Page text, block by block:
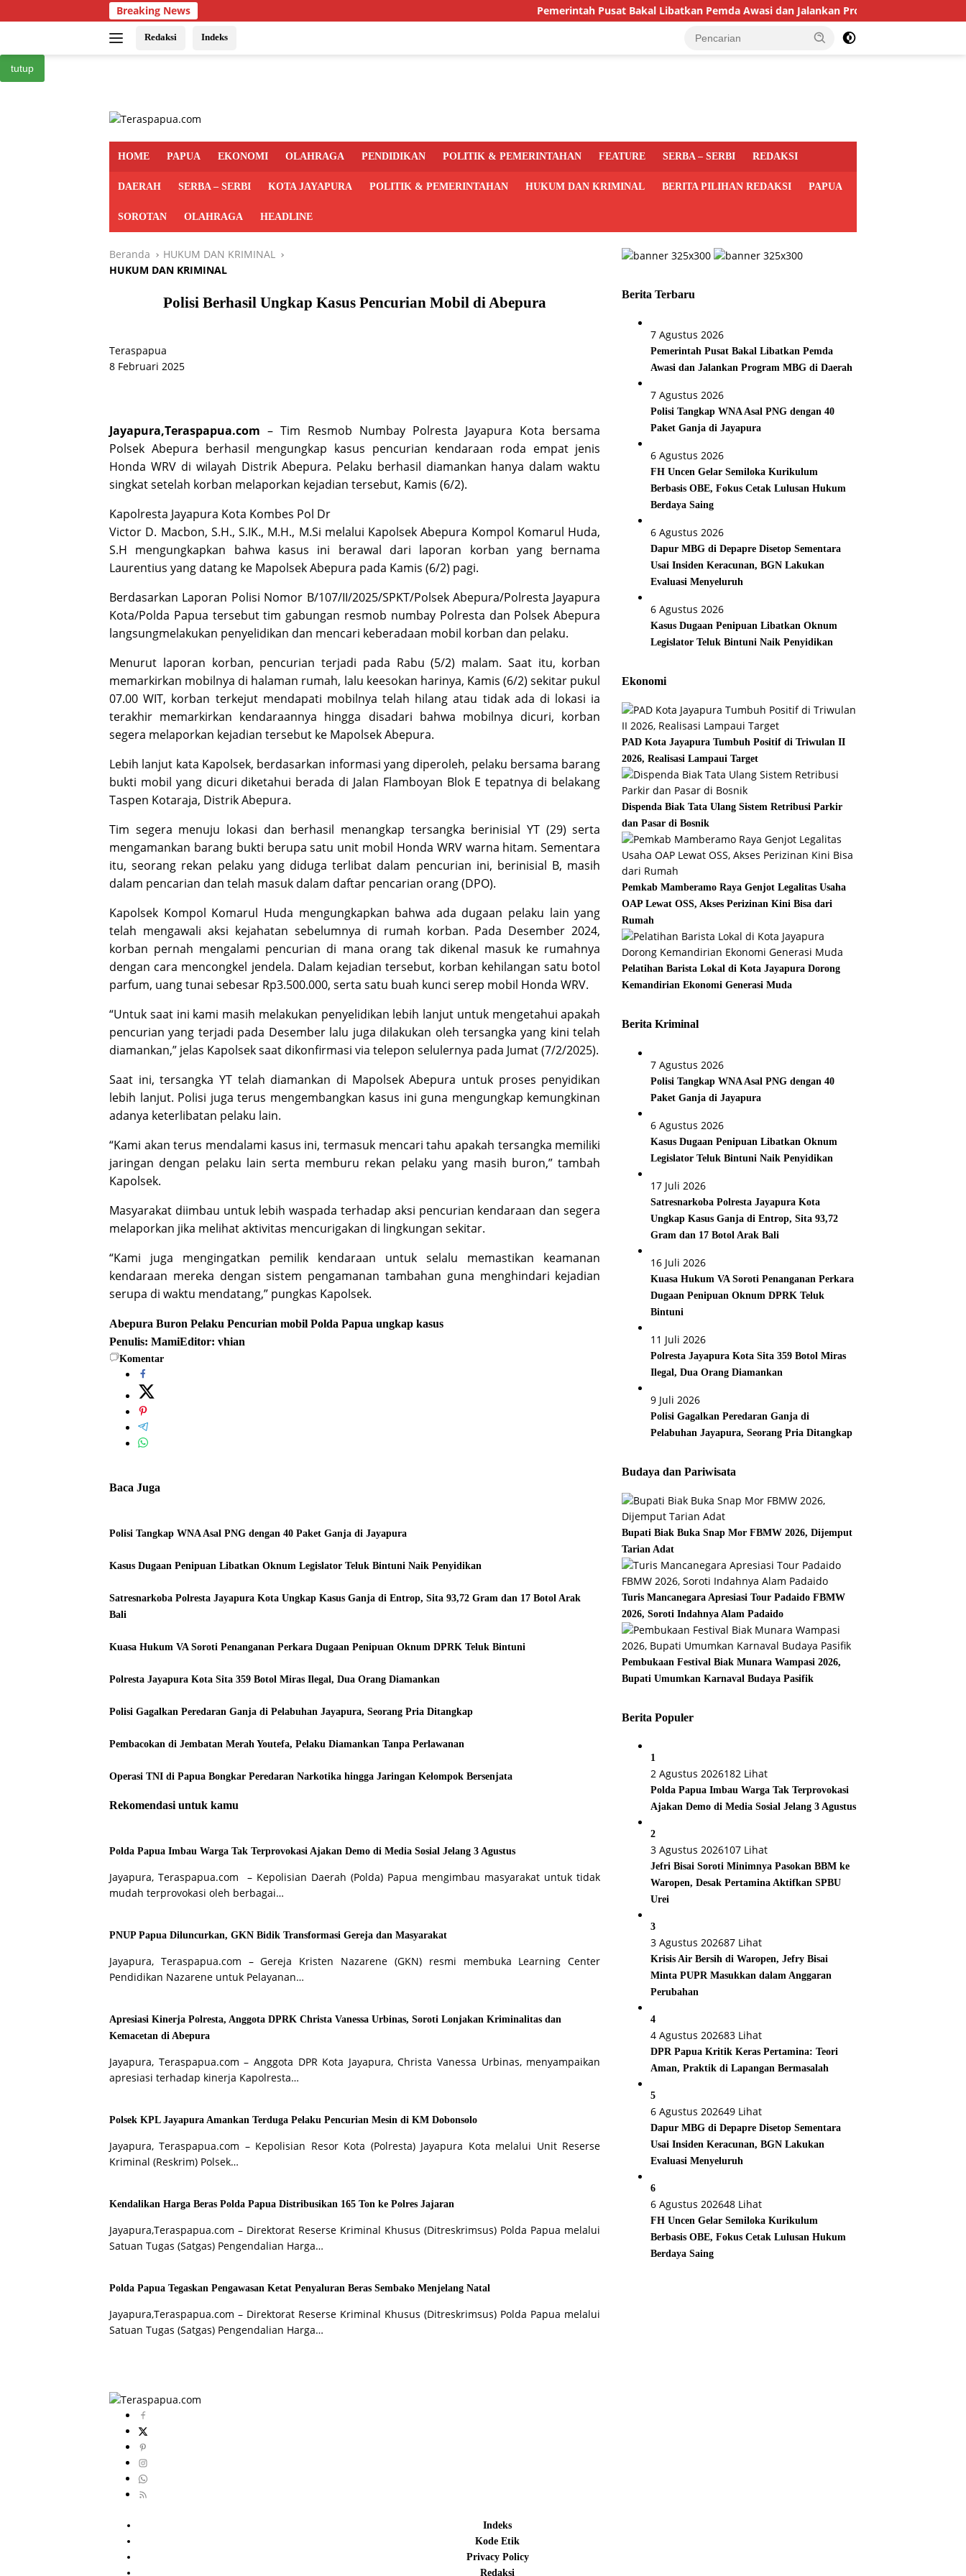
ke
Breaking News Pemerintah Pusat Bakal Libatkan Pemda Awasi dan Jalankan Program MBG di Daerah
Redaksi Indeks
tutup
HOME PAPUA EKONOMI OLAHRAGA PENDIDIKAN POLITIK & PEMERINTAHAN FEATURE SERBA – SERBI REDAKSI
DAERAH SERBA – SERBI KOTA JAYAPURA POLITIK & PEMERINTAHAN HUKUM DAN KRIMINAL BERITA PILIHAN REDAKSI PAPUA
SOROTAN OLAHRAGA HEADLINE
Beranda
HUKUM DAN KRIMINAL
HUKUM DAN KRIMINAL
Polisi Berhasil Ungkap Kasus Pencurian Mobil di Abepura
Teraspapua
8 Februari 2025
Jayapura,Teraspapua.com – Tim Resmob Numbay Polresta Jayapura Kota bersama
Polsek Abepura berhasil mengungkap kasus pencurian kendaraan roda empat jenis
Honda WRV di wilayah Distrik Abepura. Pelaku berhasil diamankan hanya dalam waktu
singkat setelah korban melaporkan kejadian tersebut, Kamis (6/2).
Kapolresta Jayapura Kota Kombes Pol Dr
Victor D. Macbon, S.H., S.IK., M.H., M.Si melalui Kapolsek Abepura Kompol Komarul Huda,
S.H mengungkapkan bahwa kasus ini berawal dari laporan korban yang bernama
Laurentius yang datang ke Mapolsek Abepura pada Kamis (6/2) pagi.
Berdasarkan Laporan Polisi Nomor B/107/II/2025/SPKT/Polsek Abepura/Polresta Jayapura
Kota/Polda Papua tersebut tim gabungan resmob numbay Polresta dan Polsek Abepura
langsungmelakukan penyelidikan dan mencari keberadaan mobil korban dan pelaku.
Menurut laporan korban, pencurian terjadi pada Rabu (5/2) malam. Saat itu, korban
memarkirkan mobilnya di halaman rumah, lalu keesokan harinya, Kamis (6/2) sekitar pukul
07.00 WIT, korban terkejut mendapati mobilnya telah hilang atau tidak ada di lokasi ia
terakhir memarkirkan kendaraannya hingga disadari bahwa mobilnya dicuri, korban
segera melaporkan kejadian tersebut ke Mapolsek Abepura.
Lebih lanjut kata Kapolsek, berdasarkan informasi yang diperoleh, pelaku bersama barang
bukti mobil yang dicuri diketahui berada di Jalan Flamboyan Blok E tepatnya di belakang
Taspen Kotaraja, Distrik Abepura.
Tim segera menuju lokasi dan berhasil menangkap tersangka berinisial YT (29) serta
mengamankan barang bukti berupa satu unit mobil Honda WRV warna hitam. Sementara
itu, seorang rekan pelaku yang diduga terlibat dalam pencurian ini, berinisial B, masih
dalam pencarian dan telah masuk dalam daftar pencarian orang (DPO).
Kapolsek Kompol Komarul Huda mengungkapkan bahwa ada dugaan pelaku lain yang
telah mengawali aksi kejahatan sebelumnya di rumah korban. Pada Desember 2024,
korban pernah mengalami pencurian di mana orang tak dikenal masuk ke rumahnya
dengan cara mencongkel jendela. Dalam kejadian tersebut, korban kehilangan satu botol
parfum, uang tunai sebesar Rp3.500.000, serta satu buah kunci serep mobil Honda WRV.
“Untuk saat ini kami masih melakukan penyelidikan lebih lanjut untuk mengetahui apakah
pencurian yang terjadi pada Desember lalu juga dilakukan oleh tersangka yang kini telah
diamankan,” jelas Kapolsek saat dikonfirmasi via telepon selulernya pada Jumat (7/2/2025).
Saat ini, tersangka YT telah diamankan di Mapolsek Abepura untuk proses penyidikan
lebih lanjut. Polisi juga terus mengembangkan kasus ini guna mengungkap kemungkinan
adanya keterlibatan pelaku lain.
“Kami akan terus mendalami kasus ini, termasuk mencari tahu apakah tersangka memiliki
jaringan dengan pelaku lain serta memburu rekan pelaku yang masih buron,” tambah
Kapolsek.
Masyarakat diimbau untuk lebih waspada terhadap aksi pencurian kendaraan dan segera
melaporkan jika melihat aktivitas mencurigakan di lingkungan sekitar.
“Kami juga mengingatkan pemilik kendaraan untuk selalu memastikan keamanan
kendaraan mereka dengan sistem pengamanan tambahan guna menghindari kejadian
serupa di waktu mendatang,” pungkas Kapolsek.
Abepura Buron Pelaku Pencurian mobil Polda Papua ungkap kasus
Penulis: MamiEditor: vhian
Komentar
Baca Juga
Polisi Tangkap WNA Asal PNG dengan 40 Paket Ganja di Jayapura
Kasus Dugaan Penipuan Libatkan Oknum Legislator Teluk Bintuni Naik Penyidikan
Satresnarkoba Polresta Jayapura Kota Ungkap Kasus Ganja di Entrop, Sita 93,72 Gram dan 17 Botol Arak
Bali
Kuasa Hukum VA Soroti Penanganan Perkara Dugaan Penipuan Oknum DPRK Teluk Bintuni
Polresta Jayapura Kota Sita 359 Botol Miras Ilegal, Dua Orang Diamankan
Polisi Gagalkan Peredaran Ganja di Pelabuhan Jayapura, Seorang Pria Ditangkap
Pembacokan di Jembatan Merah Youtefa, Pelaku Diamankan Tanpa Perlawanan
Operasi TNI di Papua Bongkar Peredaran Narkotika hingga Jaringan Kelompok Bersenjata
Rekomendasi untuk kamu
Polda Papua Imbau Warga Tak Terprovokasi Ajakan Demo di Media Sosial Jelang 3 Agustus
Jayapura, Teraspapua.com – Kepolisian Daerah (Polda) Papua mengimbau masyarakat untuk tidak
mudah terprovokasi oleh berbagai…
PNUP Papua Diluncurkan, GKN Bidik Transformasi Gereja dan Masyarakat
Jayapura, Teraspapua.com – Gereja Kristen Nazarene (GKN) resmi membuka Learning Center
Pendidikan Nazarene untuk Pelayanan…
Apresiasi Kinerja Polresta, Anggota DPRK Christa Vanessa Urbinas, Soroti Lonjakan Kriminalitas dan
Kemacetan di Abepura
Jayapura, Teraspapua.com – Anggota DPR Kota Jayapura, Christa Vanessa Urbinas, menyampaikan
apresiasi terhadap kinerja Kapolresta…
Polsek KPL Jayapura Amankan Terduga Pelaku Pencurian Mesin di KM Dobonsolo
Jayapura, Teraspapua.com – Kepolisian Resor Kota (Polresta) Jayapura Kota melalui Unit Reserse
Kriminal (Reskrim) Polsek…
Kendalikan Harga Beras Polda Papua Distribusikan 165 Ton ke Polres Jajaran
Jayapura,Teraspapua.com – Direktorat Reserse Kriminal Khusus (Ditreskrimsus) Polda Papua melalui
Satuan Tugas (Satgas) Pengendalian Harga…
Polda Papua Tegaskan Pengawasan Ketat Penyaluran Beras Sembako Menjelang Natal
Jayapura,Teraspapua.com – Direktorat Reserse Kriminal Khusus (Ditreskrimsus) Polda Papua melalui
Satuan Tugas (Satgas) Pengendalian Harga…
Berita Terbaru
7 Agustus 2026
Pemerintah Pusat Bakal Libatkan Pemda
Awasi dan Jalankan Program MBG di Daerah
7 Agustus 2026
Polisi Tangkap WNA Asal PNG dengan 40
Paket Ganja di Jayapura
6 Agustus 2026
FH Uncen Gelar Semiloka Kurikulum
Berbasis OBE, Fokus Cetak Lulusan Hukum
Berdaya Saing
6 Agustus 2026
Dapur MBG di Depapre Disetop Sementara
Usai Insiden Keracunan, BGN Lakukan
Evaluasi Menyeluruh
6 Agustus 2026
Kasus Dugaan Penipuan Libatkan Oknum
Legislator Teluk Bintuni Naik Penyidikan
Ekonomi
PAD Kota Jayapura Tumbuh Positif di Triwulan II
2026, Realisasi Lampaui Target
Dispenda Biak Tata Ulang Sistem Retribusi Parkir
dan Pasar di Bosnik
Pemkab Mamberamo Raya Genjot Legalitas Usaha
OAP Lewat OSS, Akses Perizinan Kini Bisa dari
Rumah
Pelatihan Barista Lokal di Kota Jayapura Dorong
Kemandirian Ekonomi Generasi Muda
Berita Kriminal
7 Agustus 2026
Polisi Tangkap WNA Asal PNG dengan 40
Paket Ganja di Jayapura
6 Agustus 2026
Kasus Dugaan Penipuan Libatkan Oknum
Legislator Teluk Bintuni Naik Penyidikan
17 Juli 2026
Satresnarkoba Polresta Jayapura Kota
Ungkap Kasus Ganja di Entrop, Sita 93,72
Gram dan 17 Botol Arak Bali
16 Juli 2026
Kuasa Hukum VA Soroti Penanganan Perkara
Dugaan Penipuan Oknum DPRK Teluk
Bintuni
11 Juli 2026
Polresta Jayapura Kota Sita 359 Botol Miras
Ilegal, Dua Orang Diamankan
9 Juli 2026
Polisi Gagalkan Peredaran Ganja di
Pelabuhan Jayapura, Seorang Pria Ditangkap
Budaya dan Pariwisata
Bupati Biak Buka Snap Mor FBMW 2026, Dijemput
Tarian Adat
Turis Mancanegara Apresiasi Tour Padaido FBMW
2026, Soroti Indahnya Alam Padaido
Pembukaan Festival Biak Munara Wampasi 2026,
Bupati Umumkan Karnaval Budaya Pasifik
Berita Populer
1
2 Agustus 2026182 Lihat
Polda Papua Imbau Warga Tak Terprovokasi
Ajakan Demo di Media Sosial Jelang 3 Agustus
2
3 Agustus 2026107 Lihat
Jefri Bisai Soroti Minimnya Pasokan BBM ke
Waropen, Desak Pertamina Aktifkan SPBU
Urei
3
3 Agustus 202687 Lihat
Krisis Air Bersih di Waropen, Jefry Bisai
Minta PUPR Masukkan dalam Anggaran
Perubahan
4
4 Agustus 202683 Lihat
DPR Papua Kritik Keras Pertamina: Teori
Aman, Praktik di Lapangan Bermasalah
5
6 Agustus 202649 Lihat
Dapur MBG di Depapre Disetop Sementara
Usai Insiden Keracunan, BGN Lakukan
Evaluasi Menyeluruh
6
6 Agustus 202648 Lihat
FH Uncen Gelar Semiloka Kurikulum
Berbasis OBE, Fokus Cetak Lulusan Hukum
Berdaya Saing
Indeks
Kode Etik
Privacy Policy
Redaksi